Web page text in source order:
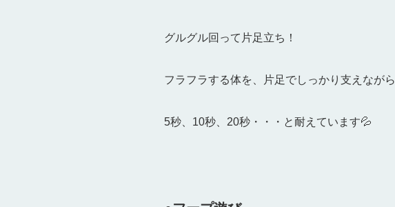
グルグル回って片足立ち！
フラフラする体を、片足でしっかり支えながら
5秒、10秒、20秒・・・と耐えています💦